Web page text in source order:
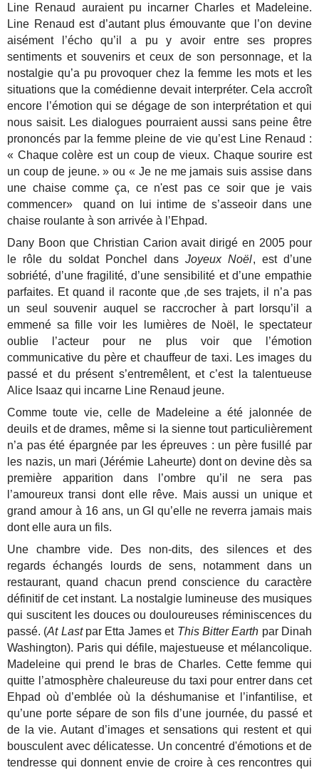
Line Renaud auraient pu incarner Charles et Madeleine.
Line Renaud est d’autant plus émouvante que l’on devine
aisément l’écho qu’il a pu y avoir entre ses propres
sentiments et souvenirs et ceux de son personnage, et la
nostalgie qu’a pu provoquer chez la femme les mots et les
situations que la comédienne devait interpréter. Cela accroît
encore l’émotion qui se dégage de son interprétation et qui
nous saisit. Les dialogues pourraient aussi sans peine être
prononcés par la femme pleine de vie qu’est Line Renaud :
« Chaque colère est un coup de vieux. Chaque sourire est
un coup de jeune. » ou « Je ne me jamais suis assise dans
une chaise comme ça, ce n'est pas ce soir que je vais
commencer» quand on lui intime de s’asseoir dans une
chaise roulante à son arrivée à l’Ehpad.
Dany Boon que Christian Carion avait dirigé en 2005 pour
le rôle du soldat Ponchel dansJoyeux Noël, est d’une
sobriété, d’une fragilité, d’une sensibilité et d’une empathie
parfaites. Et quand il raconte que ,de ses trajets, il n’a pas
un seul souvenir auquel se raccrocher à part lorsqu’il a
emmené sa fille voir les lumières de Noël, le spectateur
oublie l’acteur pour ne plus voir que l’émotion
communicative du père et chauffeur de taxi. Les images du
passé et du présent s’entremêlent, et c’est la talentueuse
Alice Isaaz qui incarne Line Renaud jeune.
Comme toute vie, celle de Madeleine a été jalonnée de
deuils et de drames, même si la sienne tout particulièrement
n’a pas été épargnée par les épreuves : un père fusillé par
les nazis, un mari (Jérémie Laheurte) dont on devine dès sa
première apparition dans l’ombre qu’il ne sera pas
l’amoureux transi dont elle rêve. Mais aussi un unique et
grand amour à 16 ans, un GI qu’elle ne reverra jamais mais
dont elle aura un fils.
Une chambre vide. Des non-dits, des silences et des
regards échangés lourds de sens, notamment dans un
restaurant, quand chacun prend conscience du caractère
définitif de cet instant. La nostalgie lumineuse des musiques
qui suscitent les douces ou douloureuses réminiscences du
passé. (At Lastpar Etta James et This Bitter Earth par Dinah
Washington). Paris qui défile, majestueuse et mélancolique.
Madeleine qui prend le bras de Charles. Cette femme qui
quitte l’atmosphère chaleureuse du taxi pour entrer dans cet
Ehpad où d’emblée où la déshumanise et l’infantilise, et
qu’une porte sépare de son fils d’une journée, du passé et
de la vie. Autant d’images et sensations qui restent et qui
bousculent avec délicatesse. Un concentré d'émotions et de
tendresse qui donnent envie de croire à ces rencontres qui